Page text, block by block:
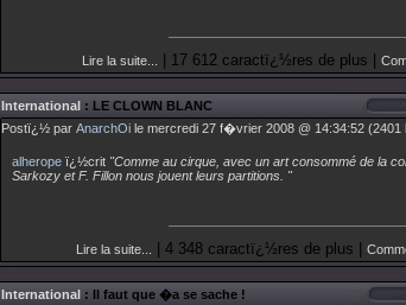
Lire la suite... | 17 612 caractï¿½res de plus |
International : LE CLOWN BLANC
Postï¿½ par AnarchOi le mercredi 27 f�vrier 2008 @ 14:34:52 (2401
alherope ï¿½crit "Comme au cirque, avec un art consommé de la
Sarkozy et F. Fillon nous jouent leurs partitions. "
Lire la suite... | 4 348 caractï¿½res de plus |
International : Il faut que �a se sache !